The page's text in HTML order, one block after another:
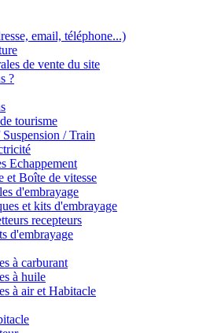
email, téléphone...)
de vente du site
?
tourisme
/ Train
Echappement
et Boîte de vitesse
d'embrayage
et kits d'embrayage
recepteurs
d'embrayage
à carburant
à huile
à air et Habitacle